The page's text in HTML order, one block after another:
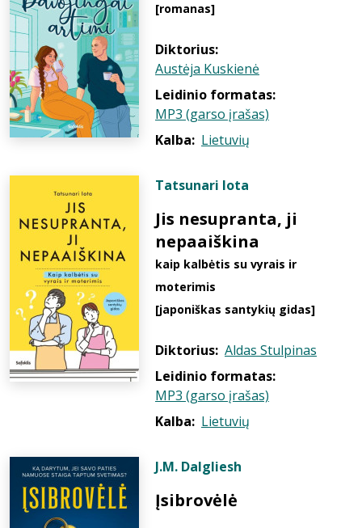
[romanas]
Diktorius:
Austėja Kuskienė
Leidinio formatas:
MP3 (garso įrašas)
Kalba: Lietuvių
Tatsunari Iota
Jis nesupranta, ji
nepaaiškina
kaip kalbėtis su vyrais ir
moterimis
[japoniškas santykių gidas]
Diktorius: Aldas Stulpinas
Leidinio formatas:
MP3 (garso įrašas)
Kalba: Lietuvių
J.M. Dalgliesh
Įsibrovėlė